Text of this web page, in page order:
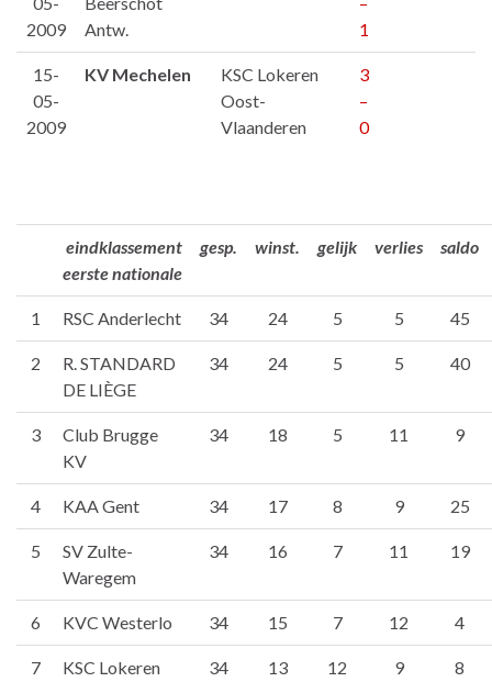
2009
Antw.
1
15-
05-
2009
KV Mechelen
KSC Lokeren
Oost-
Vlaanderen
3
–
0
eindklassement
eerste nationale
gesp. winst. gelijk verlies saldo
1 RSC Anderlecht 34 24 5 5 45
2
R. STANDARD
DE LIÈGE
34 24 5 5 40
3
Club Brugge
KV
34 18 5 11 9
4 KAA Gent 34 17 8 9 25
5
SV Zulte-
Waregem
34 16 7 11 19
6 KVC Westerlo 34 15 7 12 4
7
KSC Lokeren
34 13 12 9 8